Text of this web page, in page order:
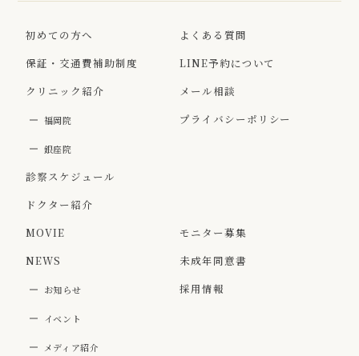
初めての方へ
保証・交通費補助制度
クリニック紹介
福岡院
銀座院
診察スケジュール
ドクター紹介
MOVIE
NEWS
お知らせ
イベント
メディア紹介
よくある質問
LINE予約について
メール相談
プライバシーポリシー
モニター募集
未成年同意書
採用情報